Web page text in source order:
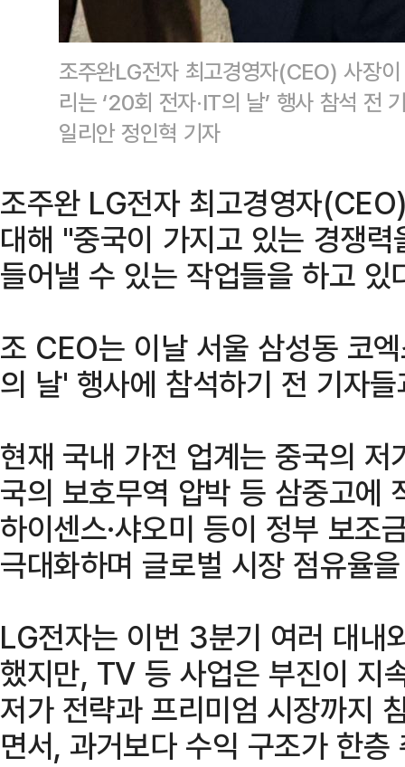
조주완LG전자 최고경영자(CEO) 사장
리는 ‘20회 전자·IT의 날’ 행사 참석 전
일리안 정인혁 기자
조주완 LG전자 최고경영자
대해 "중국이 가지고 있는 경쟁
들어낼 수 있는 작업들을 하고 있
조 CEO는 이날 서울 삼성동 코
의 날' 행사에 참석하기 전 기자
현재 국내 가전 업계는 중국의
국의 보호무역 압박 등 삼중고에
하이센스·샤오미 등이 정부 보조
극대화하며 글로벌 시장 점유율
LG전자는 이번 3분기 여러 대내
했지만, TV 등 사업은 부진이 지
저가 전략과 프리미엄 시장까지
면서, 과거보다 수익 구조가 한층